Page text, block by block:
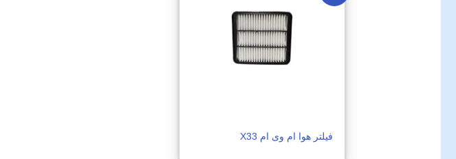
فیلتر هوا ام وی ام X33